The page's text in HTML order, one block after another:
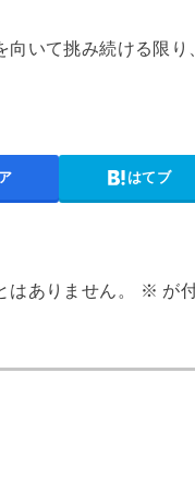
いて挑み続ける限り
はてブ
ありません。 ※ が